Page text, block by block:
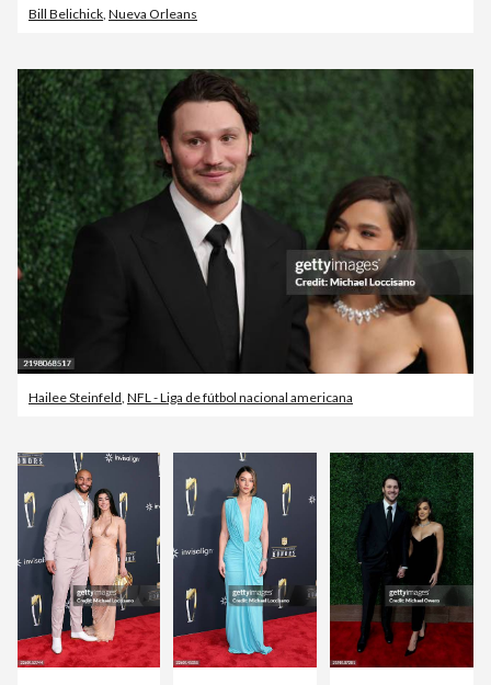
Bill Belichick, Nueva Orleans
Hailee Steinfeld NFL - Liga de fútbol nacional americana